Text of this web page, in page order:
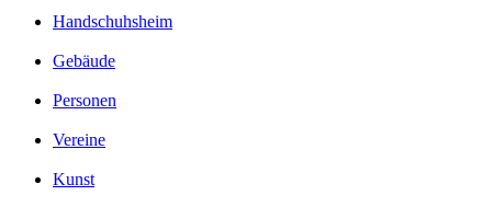
Handschuhsheim
Gebäude
Personen
Vereine
Kunst